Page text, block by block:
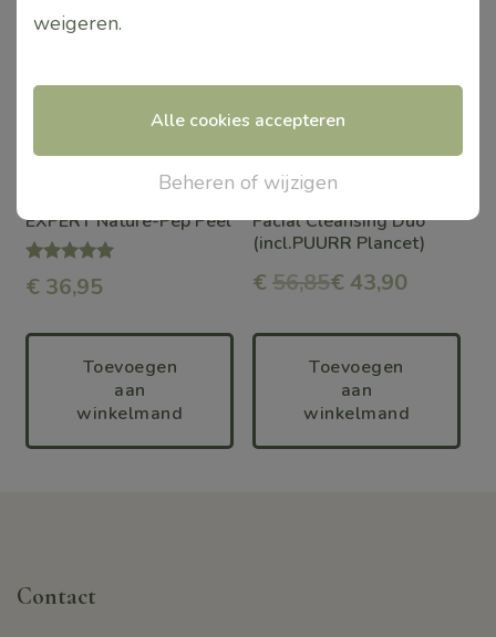
EXPERT Nature-Pep Peel
Waardering
5.00
€ 36,95
Toevoegen
aan
winkelmand
product
meerdere
kan
gekozen
op
productpagina
Facial Cleansing Duo
(incl.PUURR Plancet)
€ 56,85€ 43,90
Toevoegen
aan
winkelmand
variaties.
kan
gekozen
op
productpagina
Contact
weigeren.
Alle cookies accepteren
Beheren of wijzigen